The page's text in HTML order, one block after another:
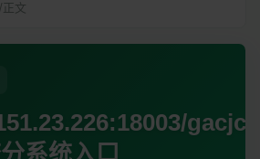
/ 正文
系统入口